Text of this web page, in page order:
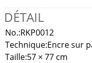
DÉTAIL
No.:RKP0012
Technique:Encre sur
Taille:57 × 77 cm